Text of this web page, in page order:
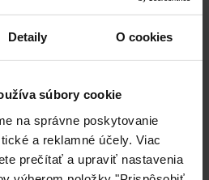
Detaily O cookies
súbory cookie
na správne poskytovanie
a reklamné účely. Viac
prečítať a upraviť nastavenia
Tabuľka veľkostí